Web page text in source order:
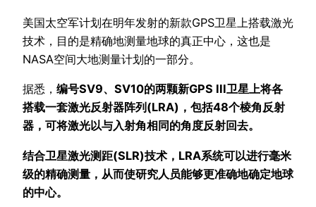
美国太空军计划在明年发射的新款GPS卫星上搭载激光
技术，目的是精确地测量地球的真正中心，这也是
NASA空间大地测量计划的一部分。
据悉， 编号SV9、SV10的两颗新GPS III卫星上将各
搭载一套激光反射器阵列(LRA)，包括48个棱角反射
器，可将激光以与入射角相同的角度反射回去。
结合卫星激光测距(SLR)技术，LRA系统可以进行毫米
级的精确测量，从而使研究人员能够更准确地确定地球
的中心。